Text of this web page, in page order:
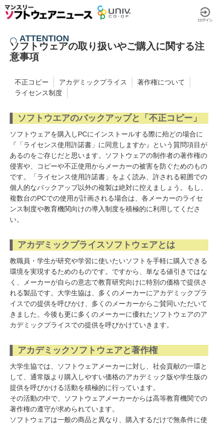
ATTENTION
ソフトウェアの取り扱いやご購入に関する注
意事項
不正コピー アカデミックプライス
著作権について
ライセンス制度
ソフトウエアのバックアップと「不正コピー」
ソフトウェアを購入しPCにインストールする際に殆どの場合に
『「ライセンス使用許諾書」に同意しますか』という質問項目が
あるのをご存じだと思います。ソフトウェアの制作者の著作権の
侵害や、コピーや不正使用からメーカーの被害を防ぐためのもの
です。「ライセンス使用許諾書」をよく読み、許される範囲での
個人的なバックアップ以外の複製は絶対に控えましょう。もし、
複数台のPCでの使用が計画される場合は、各メーカーのライセ
ンス制度や教育機関向けの導入制度を積極的に利用してくださ
い。
アカデミックプライスソフトウェアとは
教職員・学生が研究や学習に使いたいソフトを手軽に購入できる
環境を実現するためのものです。ですから、単なる値引きではな
く、メーカーが自らの意志で教育研究向けに特別の価格で提供さ
れる製品です。大学生協は、多くのメーカーにアカデミックプラ
イスでの提供を呼びかけ、多くのメーカーからご賛同いただいて
きました。今後も更に多くのメーカーに優れたソフトウェアのア
カデミックプライスでの提供を呼びかけていきます。
アカデミックソフトウェアと著作権
大学生協では、ソフトウェアメーカーに対し、社会貢献の一環と
して、通常版より購入しやすい価格のアカデミック版や学生版の
提供を呼びかける活動を積極的に行っています。
その活動の中で、ソフトウェアメーカーからは高等教育機関での
著作権の遵守が求められています。
ソフトウェアは一般の商品と異なり、購入するだけで無条件に使